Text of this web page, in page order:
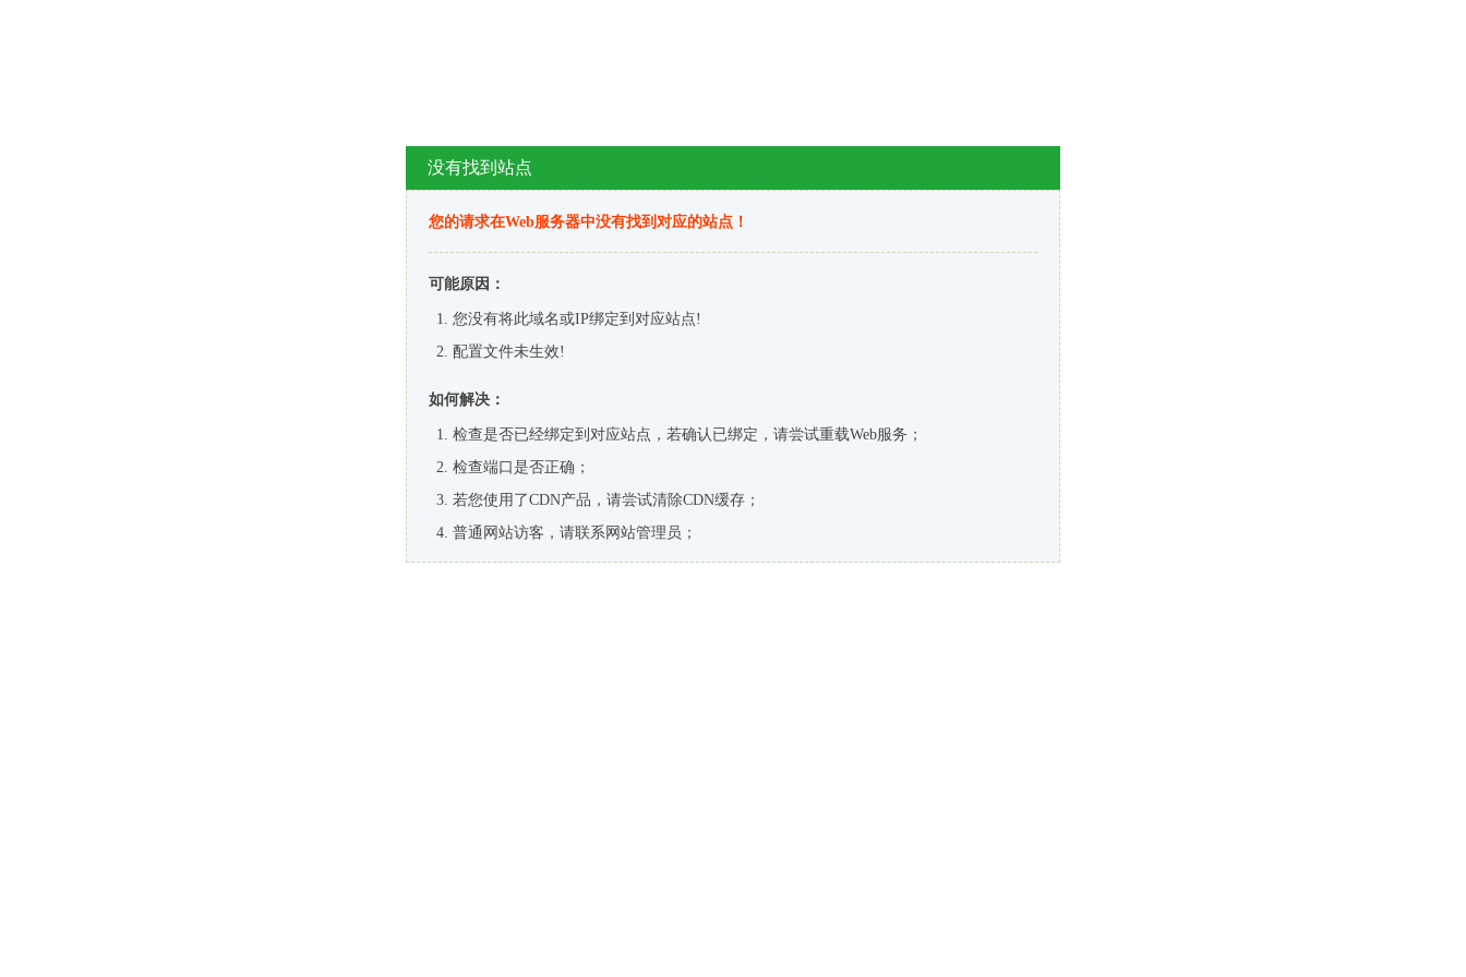
没有找到站点
您的请求在Web服务器中没有找到对应的站点！
可能原因：
您没有将此域名或IP绑定到对应站点!
配置文件未生效!
如何解决：
检查是否已经绑定到对应站点，若确认已绑定，请尝试重载Web服务；
检查端口是否正确；
若您使用了CDN产品，请尝试清除CDN缓存；
普通网站访客，请联系网站管理员；